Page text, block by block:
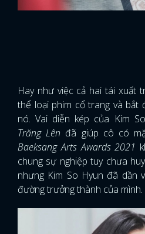
Hay như việc cả hai tái xuất
thể loại phim cổ trang và bắt
nó. Vai diễn kép của Kim
Trăng Lên đã giúp cô có
Baeksang Arts Awards 2021
chung sự nghiệp tuy chưa
nhưng Kim So Hyun đã dần
đường trưởng thành của mình.